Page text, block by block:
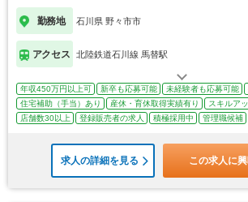
勤務地 石川県 野々市市
アクセス 北陸鉄道石川線 馬替駅
年収450万円以上可 新卒も応募可能 未経験者も応募可能
住宅補助（手当）あり
産休・育休取得実績有り スキルア
店舗数30以上
登録販売者の求人 積極採用中 管理職候補
求人の詳細を見る この求人に